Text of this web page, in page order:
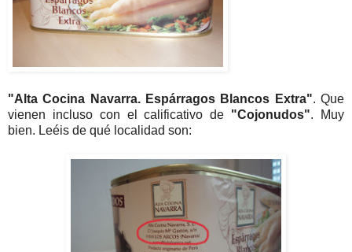
"Alta Cocina Navarra. Espárragos Blancos Extra". Que
vienen incluso con el calificativo de "Cojonudos". Muy
bien. Leéis de qué localidad son: